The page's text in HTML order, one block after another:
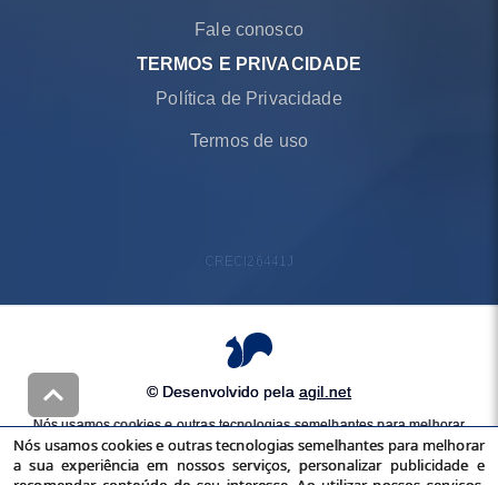
Fale conosco
TERMOS E PRIVACIDADE
Política de Privacidade
Termos de uso
CRECI 26441J
© Desenvolvido pela agil.net
Nós usamos cookies e outras tecnologias semelhantes para melhorar
a sua experiência em nossos serviços, personalizar publicidade e
recomendar conteúdo de seu interesse. Ao utilizar nossos serviços,
Nós usamos cookies e outras tecnologias semelhantes para melhorar
a sua experiência em nossos serviços, personalizar publicidade e